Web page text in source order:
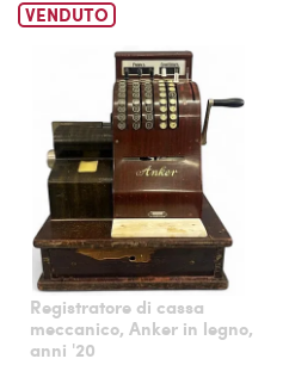
VENDUTO
Registratore di cassa
meccanico, Anker in legno,
anni '20